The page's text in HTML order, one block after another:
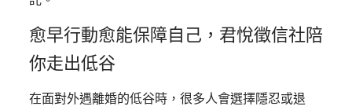
愈早行動愈能保障自己，君悅徵信社陪
你走出低谷
在面對外遇離婚的低谷時，很多人會選擇隱忍或退